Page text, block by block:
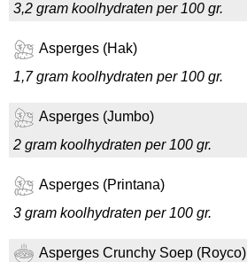
3,2 gram koolhydraten per 100 gr.
Asperges (Hak)
1,7 gram koolhydraten per 100 gr.
Asperges (Jumbo)
2 gram koolhydraten per 100 gr.
Asperges (Printana)
3 gram koolhydraten per 100 gr.
Asperges Crunchy Soep (Royco)